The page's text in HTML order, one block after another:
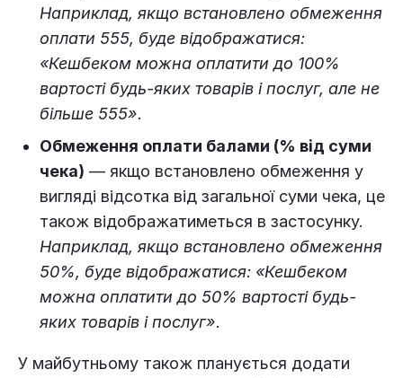
Наприклад, якщо встановлено обмеження
оплати 555, буде відображатися:
«Кешбеком можна оплатити до 100%
вартості будь-яких товарів і послуг, але не
більше 555».
Обмеження оплати балами (% від суми
чека) — якщо встановлено обмеження у
вигляді відсотка від загальної суми чека, це
також відображатиметься в застосунку.
Наприклад, якщо встановлено обмеження
50%, буде відображатися: «Кешбеком
можна оплатити до 50% вартості будь-
яких товарів і послуг».
У майбутньому також планується додати